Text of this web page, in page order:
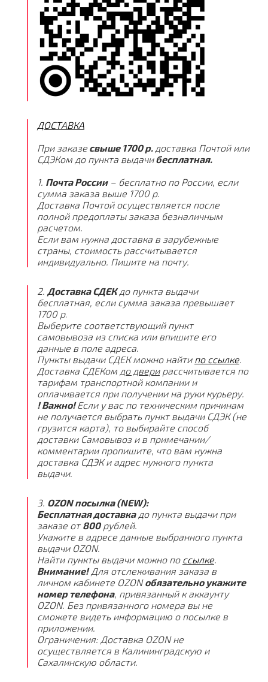
ДОСТАВКА
При заказе свыше 1700 р. доставка Почтой или
СДЭКом до пункта выдачибесплатная.
1. Почта России– бесплатно по России, если
сумма заказа выше 1700 р.
Доставка Почтой осуществляется после
полной предоплаты заказа безналичным
расчетом.
Если вам нужна доставка в зарубежные
страны, стоимость рассчитывается
индивидуально. Пишите на почту.
2. Доставка СДЕКдо пункта выдачи
бесплатная, если сумма заказа превышает
1700 р.
Выберите соответствующий пункт
самовывоза из списка или впишите его
данные в поле адреса.
Пункты выдачи СДЕК можно найти по ссылке.
Доставка СДЕКом до дверирассчитывается по
тарифам транспортной компании и
оплачивается при получении на руки курьеру.
! Важно!Если у вас по техническим причинам
не получается выбрать пункт выдачи СДЭК (не
грузится карта), то выбирайте способ
доставки Самовывоз и в примечании/
комментарии пропишите, что вам нужна
доставка СДЭК и адрес нужного пункта
выдачи.
3. OZON посылка (NEW):
Бесплатная доставкадо пункта выдачи при
заказе от 800рублей.
Укажите в адресе данные выбранного пункта
выдачи OZON.
Найти пункты выдачи можно по ссылке.
Внимание!Для отслеживания заказа в
личном кабинете OZONобязательно укажите
номер телефона, привязанный к аккаунту
OZON. Без привязанного номера вы не
сможете видеть информацию о посылке в
приложении.
Ограничения: Доставка OZON не
осуществляется в Калининградскую и
Сахалинскую области.